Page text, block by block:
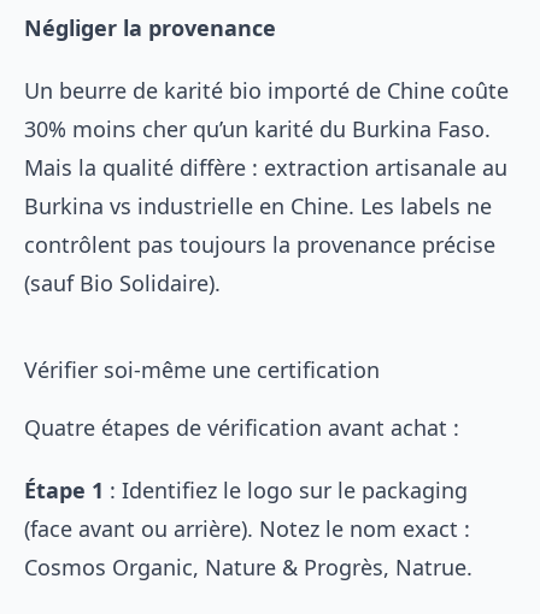
Négliger la provenance
Un beurre de karité bio importé de Chine coûte
30% moins cher qu’un karité du Burkina Faso.
Mais la qualité diffère : extraction artisanale au
Burkina vs industrielle en Chine. Les labels ne
contrôlent pas toujours la provenance précise
(sauf Bio Solidaire).
Vérifier soi-même une certification
Quatre étapes de vérification avant achat :
Étape 1 : Identifiez le logo sur le packaging
(face avant ou arrière). Notez le nom exact :
Cosmos Organic, Nature & Progrès, Natrue.